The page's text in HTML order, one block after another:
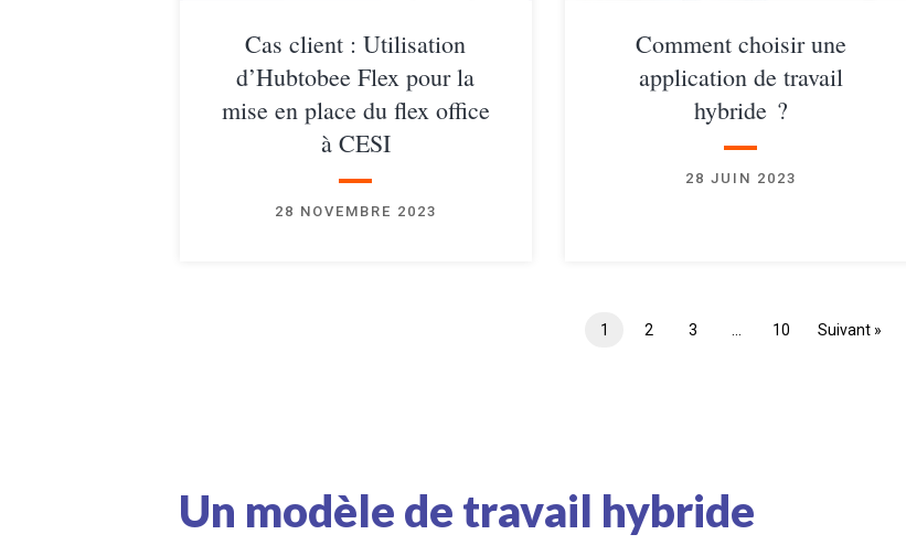
Cas client : Utilisation
d’Hubtobee Flex pour la
mise en place du flex office
à CESI
28 NOVEMBRE 2023
Comment choisir une
application de travail
hybride ?
28 JUIN 2023
1 2 3 10 Suivant »
Un modèle de travail hybride